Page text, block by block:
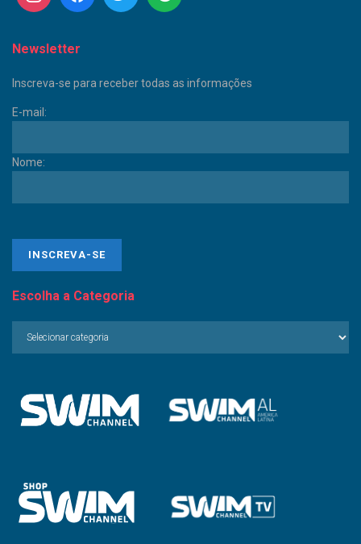
Newsletter
Inscreva-se para receber todas as informações
E-mail:
Nome:
Escolha a Categoria
Escolha